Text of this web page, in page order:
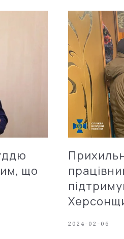
що
2024-02-06